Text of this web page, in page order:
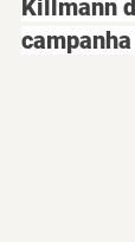
Killmann